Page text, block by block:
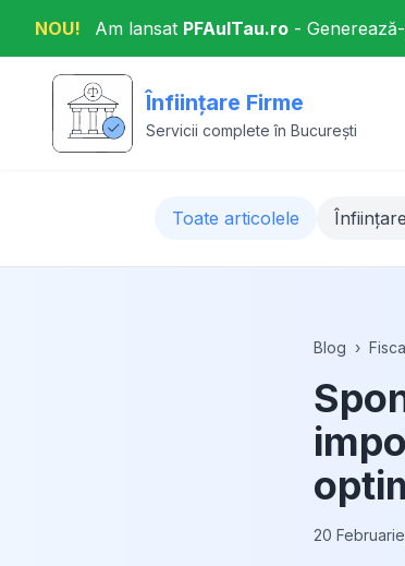
NOU! Am lansat PFAulTau.ro -
Înființare Firme
Servicii complete în București
Toate articolele
Blog ›
20